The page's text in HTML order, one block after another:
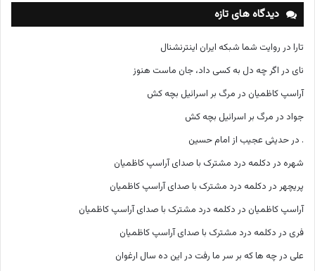
ه
دیدگاه های تازه
تارا در روایت شما شبکه ایران اینترنشنال
نای در اگر چه دل به کسی داد، جان ماست هنوز
آراسپ کاظمیان در مرگ بر اسرائیل بچه کش
جواد در مرگ بر اسرائیل بچه کش
. در حدیثی عجیب از امام حسین
شهره در دکلمه درد مشترک با صدای آراسپ کاظمیان
پریچهر در دکلمه درد مشترک با صدای آراسپ کاظمیان
آراسپ کاظمیان در دکلمه درد مشترک با صدای آراسپ کاظمیان
فری در دکلمه درد مشترک با صدای آراسپ کاظمیان
علی در چه ها که بر سر ما رفت در این ده سال ارغوان